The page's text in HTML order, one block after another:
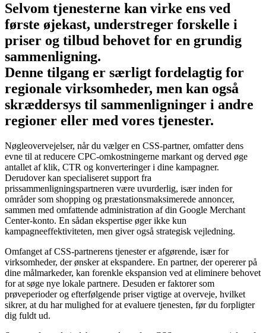
Selvom tjenesterne kan virke ens ved
første øjekast, understreger forskelle i
priser og tilbud behovet for en grundig
sammenligning.
Denne tilgang er særligt fordelagtig for
regionale virksomheder, men kan også
skræddersys til sammenligninger i andre
regioner eller med vores tjenester.
Nøgleovervejelser, når du vælger en CSS-partner, omfatter dens
evne til at reducere CPC-omkostningerne markant og derved øge
antallet af klik, CTR og konverteringer i dine kampagner.
Derudover kan specialiseret support fra
prissammenligningspartneren være uvurderlig, især inden for
områder som shopping og præstationsmaksimerede annoncer,
sammen med omfattende administration af din Google Merchant
Center-konto. En sådan ekspertise øger ikke kun
kampagneeffektiviteten, men giver også strategisk vejledning.
Omfanget af CSS-partnerens tjenester er afgørende, især for
virksomheder, der ønsker at ekspandere. En partner, der opererer på
dine målmarkeder, kan forenkle ekspansion ved at eliminere behovet
for at søge nye lokale partnere. Desuden er faktorer som
prøveperioder og efterfølgende priser vigtige at overveje, hvilket
sikrer, at du har mulighed for at evaluere tjenesten, før du forpligter
dig fuldt ud.